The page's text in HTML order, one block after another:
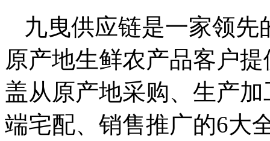
九曳供应链是一家领
原产地生鲜农产品客户
盖从原产地采购、生产
端宅配、销售推广的6大